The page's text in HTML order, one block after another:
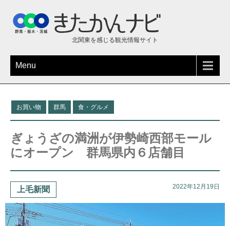
北関東を感じる観光情報サイト
Menu
お買い物 群馬 食・グルメ
ぎょうざの満洲が伊勢崎西部モール
にオープン 群馬県内６店舗目
上毛新聞 2022年12月19日